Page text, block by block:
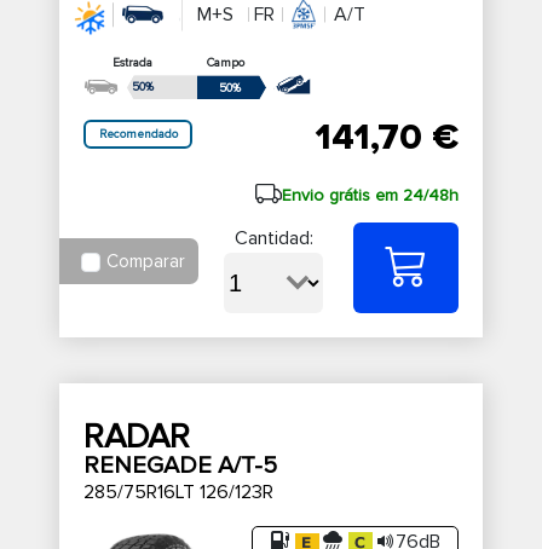
M+S FR A/T
Estrada
Campo
50%
50%
Recomendado 141,70 €
Envio grátis em 24/48h
Comparar
Cantidad:
RADAR
RENEGADE A/T-5
285/75R16LT 126/123R
76dB